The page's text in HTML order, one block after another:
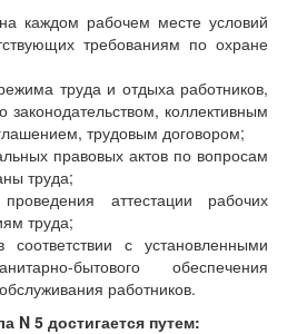
каждом рабочем месте условий
требованиям по охране
труда и отдыха работников,
законодательством, коллективным
трудовым договором;
правовых актов по вопросам
труда;
аттестации рабочих
труда;
соответствии с установленными
бытового обеспечения
работников.
N 5 достигается путем: